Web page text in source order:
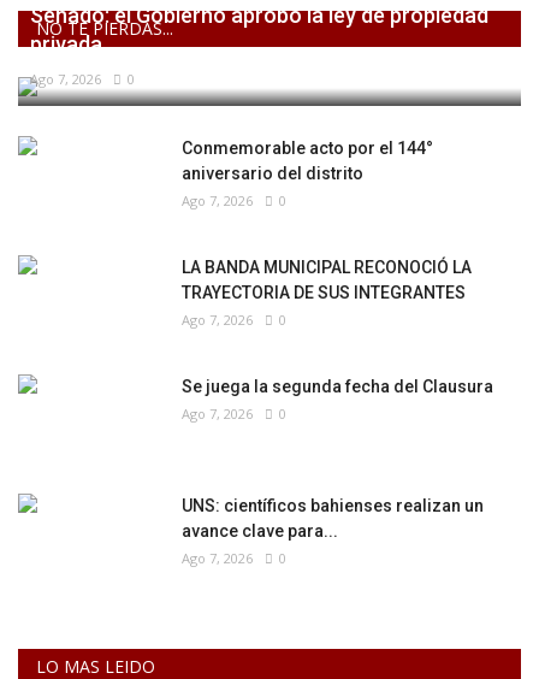
NO TE PIERDAS...
Senado: el Gobierno aprobó la ley de propiedad
privada,...
Ago 7, 2026 0
Conmemorable acto por el 144°
aniversario del distrito
Ago 7, 2026 0
LA BANDA MUNICIPAL RECONOCIÓ LA
TRAYECTORIA DE SUS INTEGRANTES
Ago 7, 2026 0
Se juega la segunda fecha del Clausura
Ago 7, 2026 0
UNS: científicos bahienses realizan un
avance clave para...
Ago 7, 2026 0
LO MAS LEIDO